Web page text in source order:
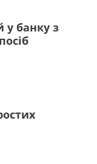
у банку з